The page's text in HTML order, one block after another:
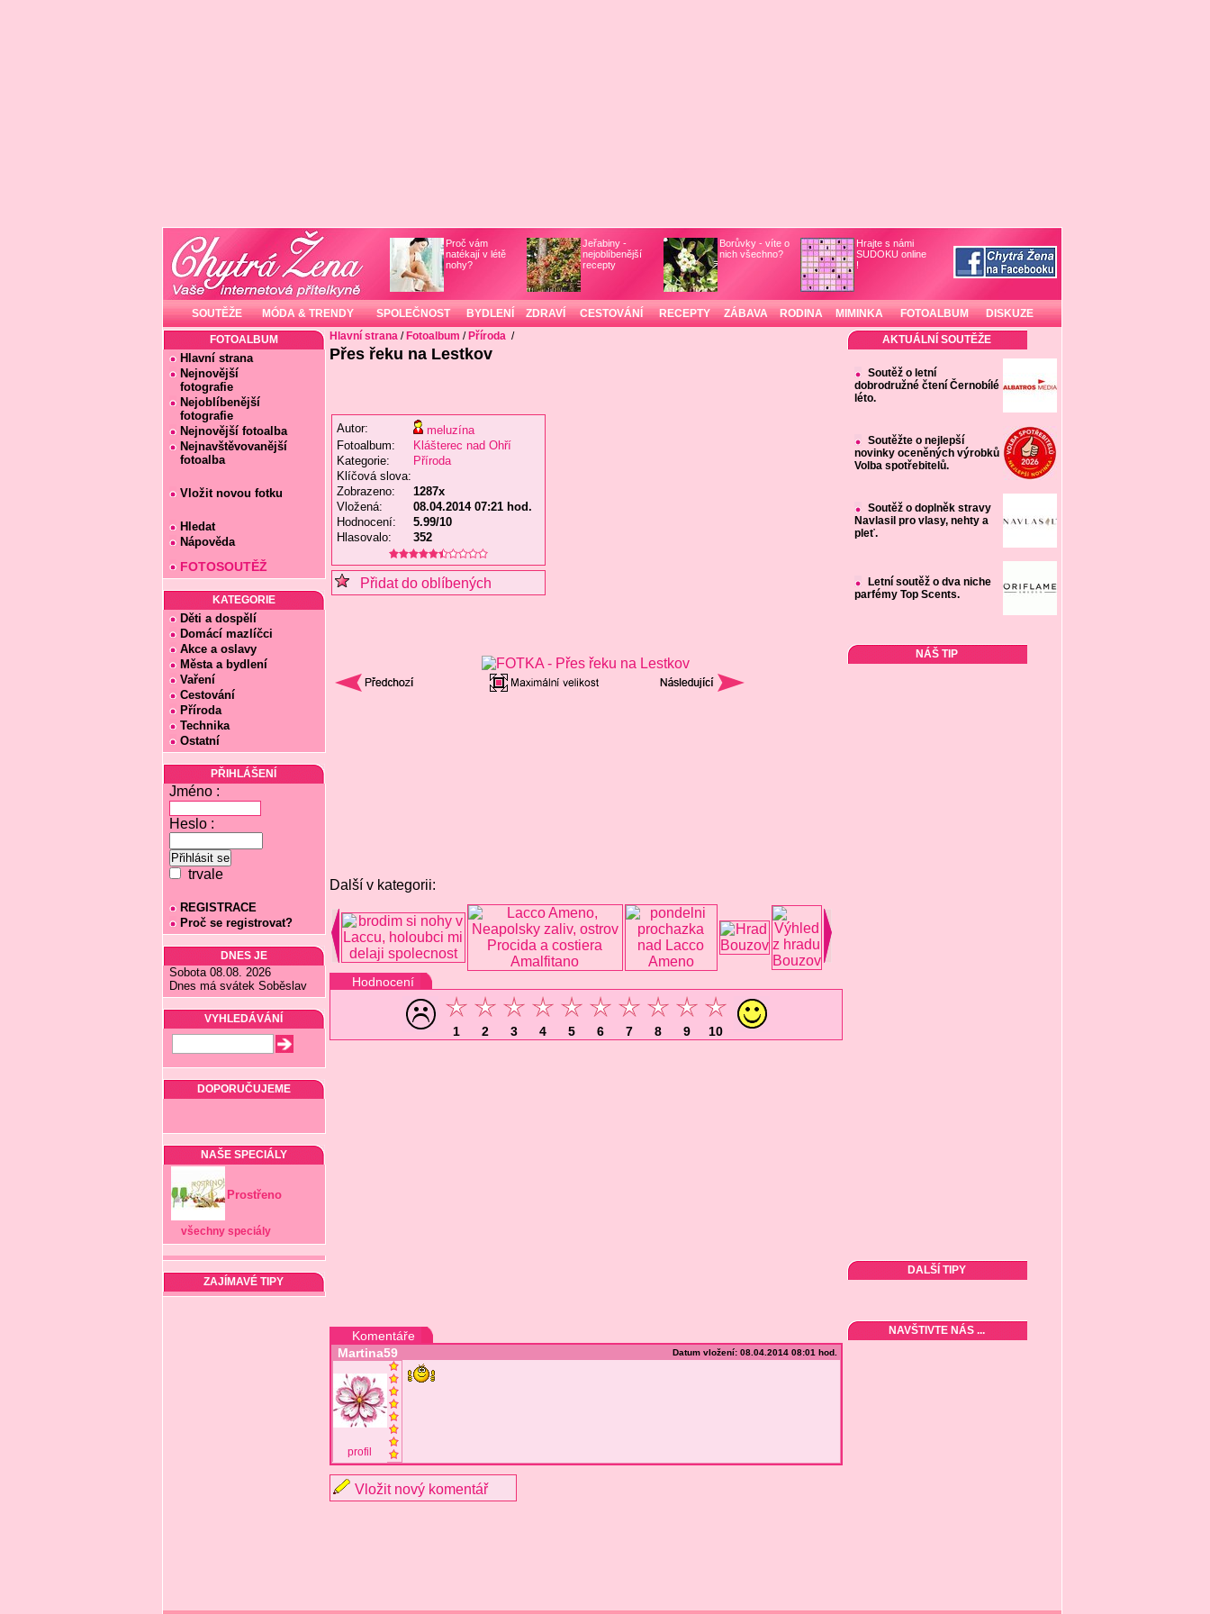
Proč vám
natékají v létě
nohy?
Jeřabiny -
nejoblíbenější
recepty
Borůvky - víte o
nich všechno?
Hrajte s námi
SUDOKU online
!
SOUTĚŽE MÓDA & TRENDY SPOLEČNOST BYDLENÍ ZDRAVÍ CESTOVÁNÍ RECEPTY ZÁBAVA RODINA MIMINKA FOTOALBUM DISKUZE
FOTOALBUM
Hlavní strana
Nejnovější
fotografie
Nejoblíbenější
fotografie
Nejnovější fotoalba
Nejnavštěvovanější
fotoalba
Vložit novou fotku
Hledat
Nápověda
FOTOSOUTĚŽ
KATEGORIE
Děti a dospělí
Domácí mazlíčci
Akce a oslavy
Města a bydlení
Vaření
Cestování
Příroda
Technika
Ostatní
PŘIHLÁŠENÍ
Jméno :
Heslo :
trvale
REGISTRACE
Proč se registrovat?
DNES JE
Sobota 08.08. 2026
Dnes má svátek Soběslav
VYHLEDÁVÁNÍ
DOPORUČUJEME
NAŠE SPECIÁLY
Prostřeno
všechny speciály
ZAJÍMAVÉ TIPY
Hlavní strana/ Fotoalbum / Příroda /
Přes řeku na Lestkov
Autor:
meluzína
Fotoalbum:
Klášterec nad Ohří
Kategorie:
Příroda
Klíčová slova:
Zobrazeno:
1287x
Vložená:
08.04.2014 07:21 hod.
Hodnocení:
5.99/10
Hlasovalo:
352
Přidat do oblíbených
Další v kategorii:
Hodnocení
1 2 3 4 5 6 7 8 9 10
Komentáře
Martina59
Datum vložení: 08.04.2014 08:01 hod.
profil
Vložit nový komentář
AKTUÁLNÍ SOUTĚŽE
Soutěž o letní
dobrodružné čtení Černobílé
léto.
Soutěžte o nejlepší
novinky oceněných výrobků
Volba spotřebitelů.
Soutěž o doplněk stravy
Navlasil pro vlasy, nehty a
pleť.
Letní soutěž o dva niche
parfémy Top Scents.
NÁŠ TIP
DALŠÍ TIPY
NAVŠTIVTE NÁS ...